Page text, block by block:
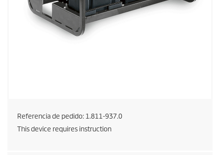
Referencia de pedido: 1.811-937.0
This device requires instruction